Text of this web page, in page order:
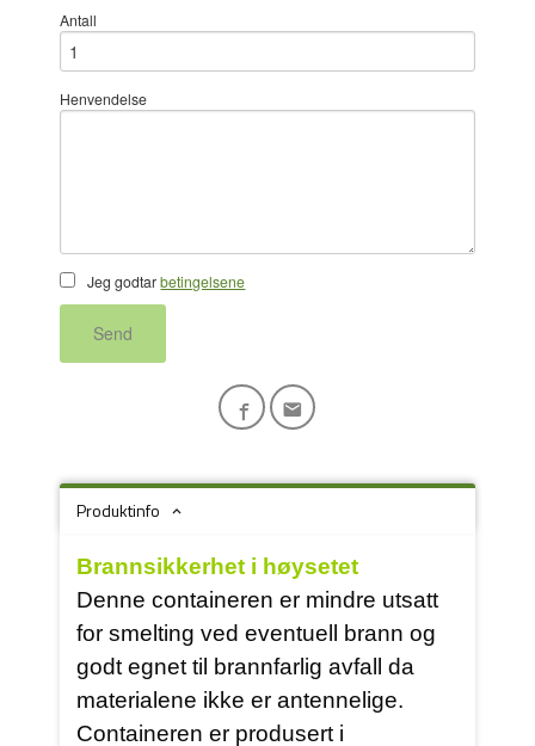
Antall
Henvendelse
Jeg godtarbetingelsene
Send
Produktinfo
Brannsikkerhet i høysetet
Denne containeren er mindre utsatt
for smelting ved eventuell brann og
godt egnet til brannfarlig avfall da
materialene ikke er antennelige.
Containeren er produsert i